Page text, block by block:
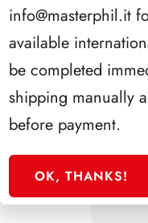
info@masterphil.it
available
be completed
shipping manually
before payment.
OK, THANKS!